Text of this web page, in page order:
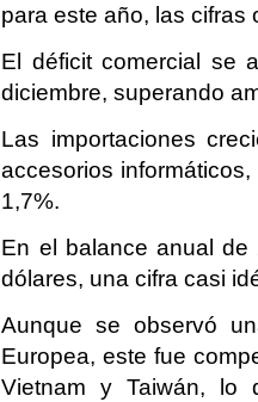
para este año, las cifras
El déficit comercial se
diciembre, superando
Las importaciones
accesorios
1,7%.
En el balance anual
dólares, una cifra casi
Aunque se observó
Europea, este fue
Vietnam y Taiwán, lo